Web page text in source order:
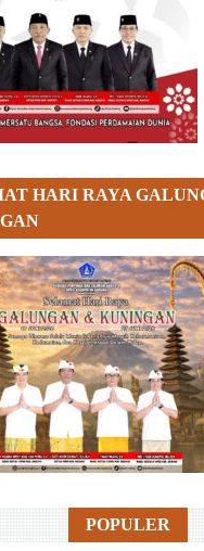
HARI RAYA
POPULER